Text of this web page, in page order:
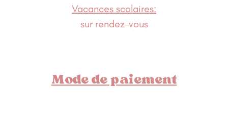
Vacances scolaires:
sur rendez-vous
Mode de paiement